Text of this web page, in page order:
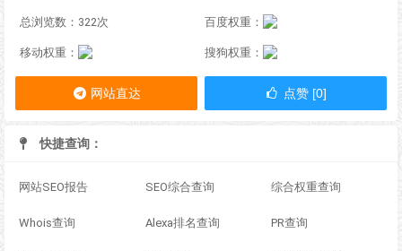
总浏览数：322次 百度权重：
移动权重： 搜狗权重：
网站直达 点赞 [0]
快捷查询：
网站SEO报告 SEO综合查询 综合权重查询
Whois查询 Alexa排名查询 PR查询